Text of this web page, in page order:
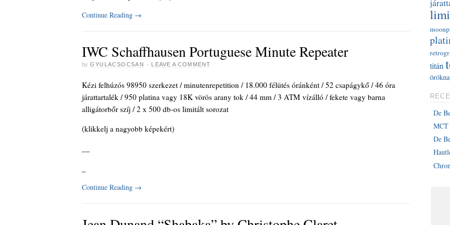
Continue Reading →
IWC Schaffhausen Portuguese Minute Repeater
by GYULACSOCSAN · LEAVE A COMMENT
Kézi felhúzós 98950 szerkezet / minutenrepetition / 18.000 félütés óránként / 52 csapágykő / 46 óra
járattartalék / 950 platina vagy 18K vörös arany tok / 44 mm / 3 ATM vízálló / fekete vagy barna
alligátorbőr szíj / 2 x 500 db-os limitált sorozat
(klikkelj a nagyobb képekért)
Continue Reading →
titán
De
MCT
De